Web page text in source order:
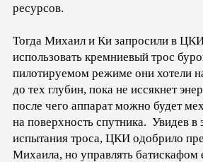
ресурсов.
Тогда Михаил и Ки запросили в
использовать кремниевый трос
пилотируемом режиме они хотели
до тех глубин, пока не иссякнет
после чего аппарат можно будет
на поверхность спутника. Увидев в
испытания троса, ЦКИ одобрило
Михаила, но управлять батискафом